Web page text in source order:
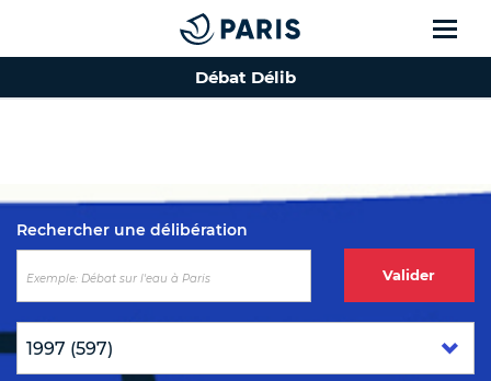
Top of the page
Débat Délib
Rechercher une délibération
Valider